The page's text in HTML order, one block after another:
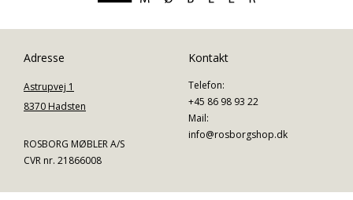
Adresse
Astrupvej 1
8370 Hadsten
ROSBORG MØBLER A/S
CVR nr. 21866008
Kontakt
Telefon:
+45 86 98 93 22
Mail:
info@rosborgshop.dk